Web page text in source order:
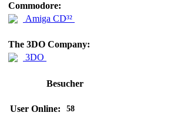
Commodore:
Amiga CD³²
The 3DO Company:
3DO
Besucher
User Online: 58